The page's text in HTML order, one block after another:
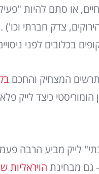
או סתם להיות
צדק חברתי וכו')
בכלובים לפני
המצחיק והחכם
כיצד לייק
לייק מביע הרבה
גם מבחינת הויראליות